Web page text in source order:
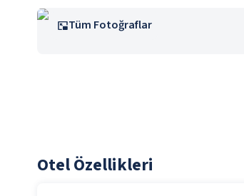
Tüm Fotoğraflar
Otel Özellikleri